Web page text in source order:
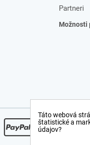
Partneri
Možnosti
Táto webová
štatistické a
údajov?